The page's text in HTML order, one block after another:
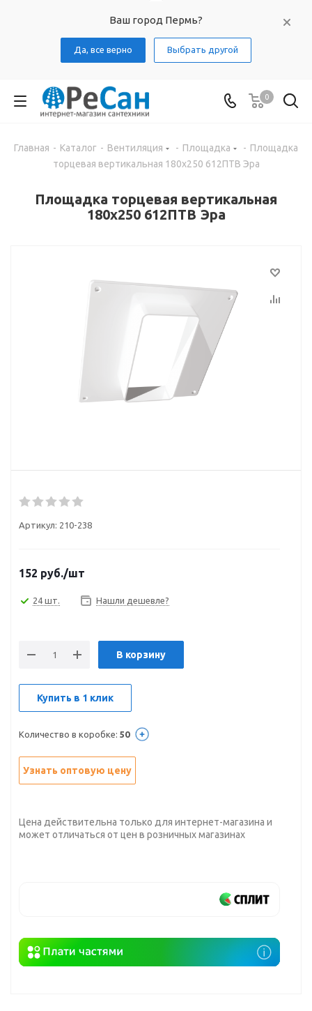
Ваш город Пермь?
Да, все верно Выбрать другой
0
Главная - Каталог - Вентиляция - Площадка - Площадка
торцевая вертикальная 180х250 612ПТВ Эра
Площадка торцевая вертикальная
180х250 612ПТВ Эра
Артикул: 210-238
152 руб./шт
24 шт. Нашли дешевле?
В корзину
Купить в 1 клик
Количество в коробке: 50
Узнать оптовую цену
Цена действительна только для интернет-магазина и
может отличаться от цен в розничных магазинах